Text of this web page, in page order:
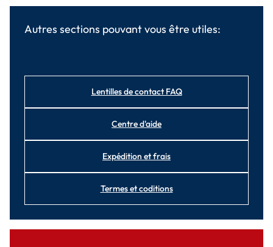
Autres sections pouvant vous être utiles:
Lentilles de contact FAQ
Centre d'aide
Expédition et frais
Termes et coditions